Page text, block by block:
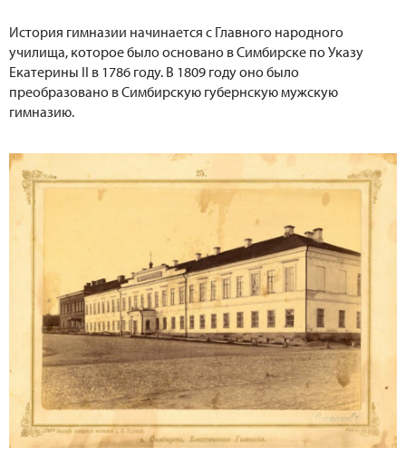
История гимназии начинается с Главного народного
училища, которое было основано в Симбирске по Указу
Екатерины II в 1786 году. В 1809 году оно было
преобразовано в Симбирскую губернскую мужскую
гимназию.